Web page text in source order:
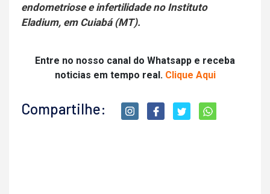
endometriose e infertilidade no Instituto
Eladium, em Cuiabá (MT).
Entre no nosso canal do Whatsapp e receba
noticias em tempo real. Clique Aqui
Compartilhe: